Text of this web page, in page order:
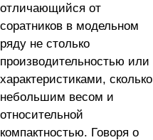
отличающийся от
соратников в модельном
ряду не столько
производительностью или
характеристиками, сколько
небольшим весом и
относительной
компактностью. Говоря о